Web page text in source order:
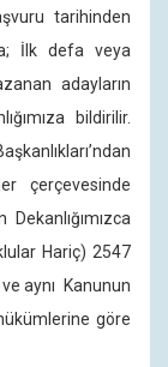
tarihinden
İlk defa veya
adayların
bildirilir.
çerçevesinde
Hariç) 2547
aynı Kanunun
göre